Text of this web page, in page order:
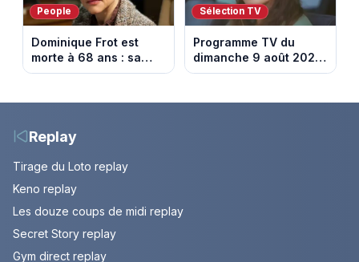
People
Dominique Frot est
morte à 68 ans : sa
sœur Catherine Frot
nouvelle
Sélection TV
Programme TV du
dimanche 9 août 2026
: notre sélection pour
Replay
Tirage du Loto replay
Keno replay
Les douze coups de midi replay
Secret Story replay
Gym direct replay